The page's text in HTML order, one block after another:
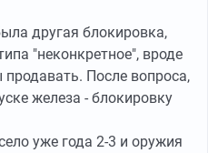
другая блокировка,
"неконкретное", вроде
После вопроса,
железа - блокировку
уже года 2-3 и оружия